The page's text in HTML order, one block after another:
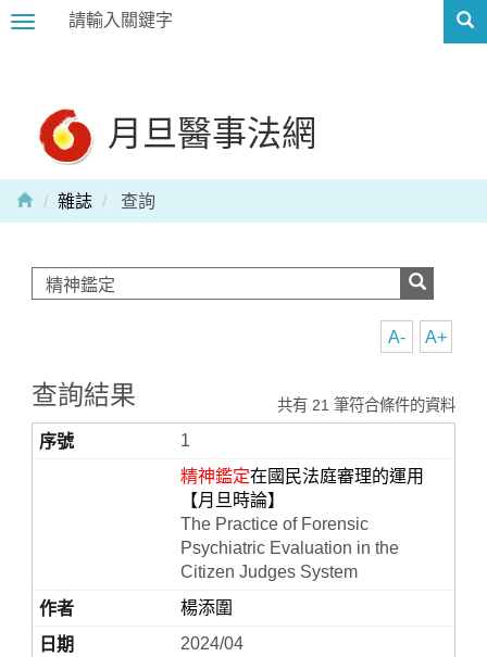
Toggle
月旦醫事法網
雜誌 查詢
A+
A-
查詢結果 共有 21 筆符合條件的資料
1
精神鑑定在國民法庭審理的運用
【月旦時論】
The Practice of Forensic
Psychiatric Evaluation in the
Citizen Judges System
楊添圍
2024/04